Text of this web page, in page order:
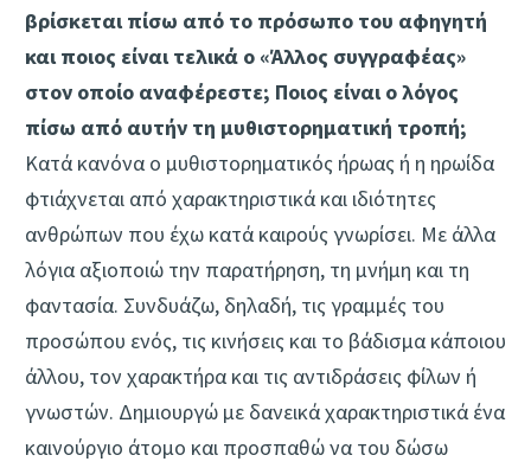
βρίσκεται πίσω από το πρόσωπο του αφηγητή
και ποιος είναι τελικά ο «Άλλος συγγραφέας»
στον οποίο αναφέρεστε; Ποιος είναι ο λόγος
πίσω από αυτήν τη μυθιστορηματική τροπή;
Κατά κανόνα ο μυθιστορηματικός ήρωας ή η ηρωίδα
φτιάχνεται από χαρακτηριστικά και ιδιότητες
ανθρώπων που έχω κατά καιρούς γνωρίσει. Με άλλα
λόγια αξιοποιώ την παρατήρηση, τη μνήμη και τη
φαντασία. Συνδυάζω, δηλαδή, τις γραμμές του
προσώπου ενός, τις κινήσεις και το βάδισμα κάποιου
άλλου, τον χαρακτήρα και τις αντιδράσεις φίλων ή
γνωστών. Δημιουργώ με δανεικά χαρακτηριστικά ένα
καινούργιο άτομο και προσπαθώ να του δώσω